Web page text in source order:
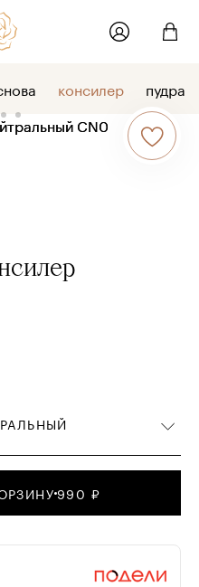
консилер пудра
990 ₽